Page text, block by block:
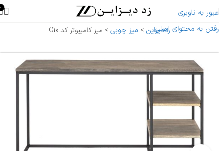
عبور به ناوبری
رفتن به محتوای اصلی
0
زددیزاین > میز چوبی > میز کامپیوتر کد C10